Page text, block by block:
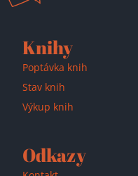
Knihy
Poptávka knih
Stav knih
Výkup knih
Odkazy